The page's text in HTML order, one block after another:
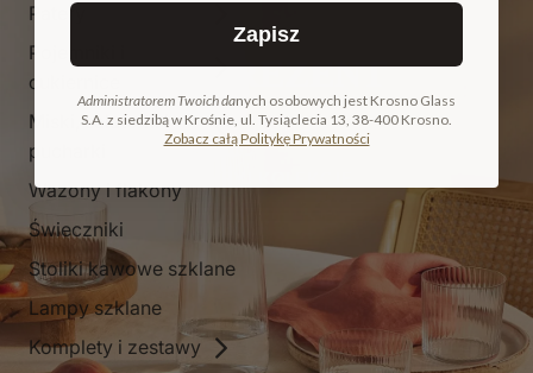
Patery
Pojemniki i
cukiernice
Miski, salaterki i
pucharki
Wazony i flakony
Świeczniki
Stoliki kawowe szklane
Lampy szklane
Komplety i zestawy
NA PREZENT
COLLECTION
Zapisz
Administratorem Twoich danych osobowych jest Krosno Glass
S.A. z siedzibą w Krośnie, ul. Tysiąclecia 13, 38-400 Krosno.
Zobacz całą Politykę Prywatności